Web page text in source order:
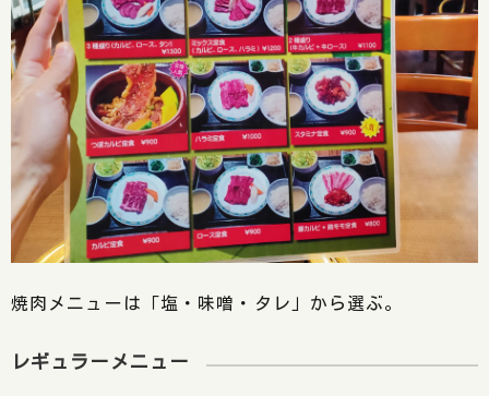
焼肉メニューは「塩・味噌・タレ」から選ぶ。
レギュラーメニュー